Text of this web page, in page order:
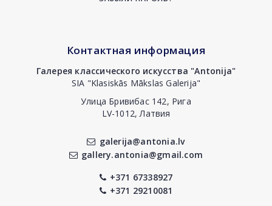
Контактная информация
Галерея классического искусства "Antonija"
SIA "Klasiskās Mākslas Galerija"
Улица Бривибас 142, Рига
LV-1012, Латвия
galerija@antonia.lv
gallery.antonia@gmail.com
+371 67338927
+371 29210081